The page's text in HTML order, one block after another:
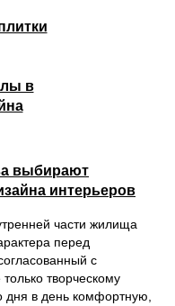
выбирают
интерьеров
части жилища
перед
с
творческому
в день комфортную,